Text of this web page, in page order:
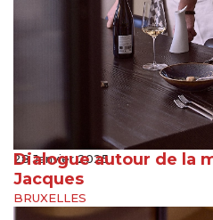
28 Janvier 2025
Dialogue autour de la
Jacques
BRUXELLES